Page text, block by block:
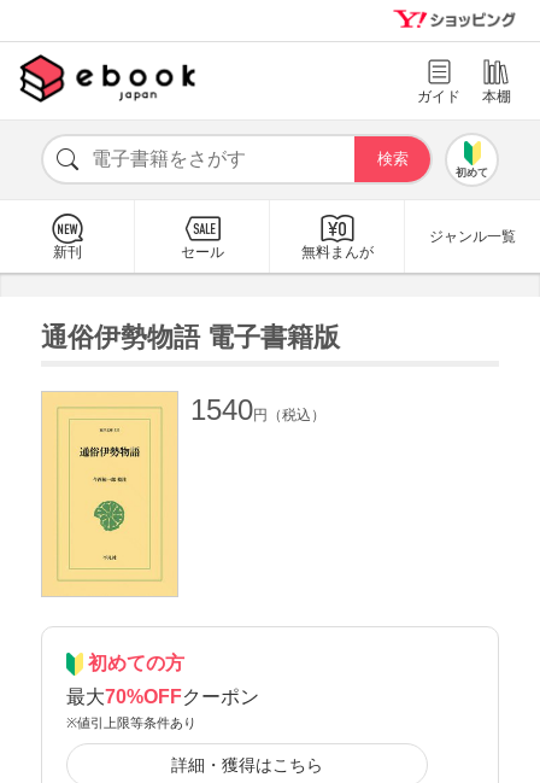
ガイド 本棚
初めて
新刊 セール 無料まんが
ジャンル一覧
通俗伊勢物語 電子書籍版
1540円（税込）
初めての方
最大70%OFFクーポン
※値引上限等条件あり
詳細・獲得はこちら